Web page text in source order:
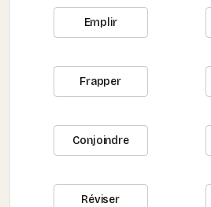
Emplir
Frapper
Conjoindre
Réviser